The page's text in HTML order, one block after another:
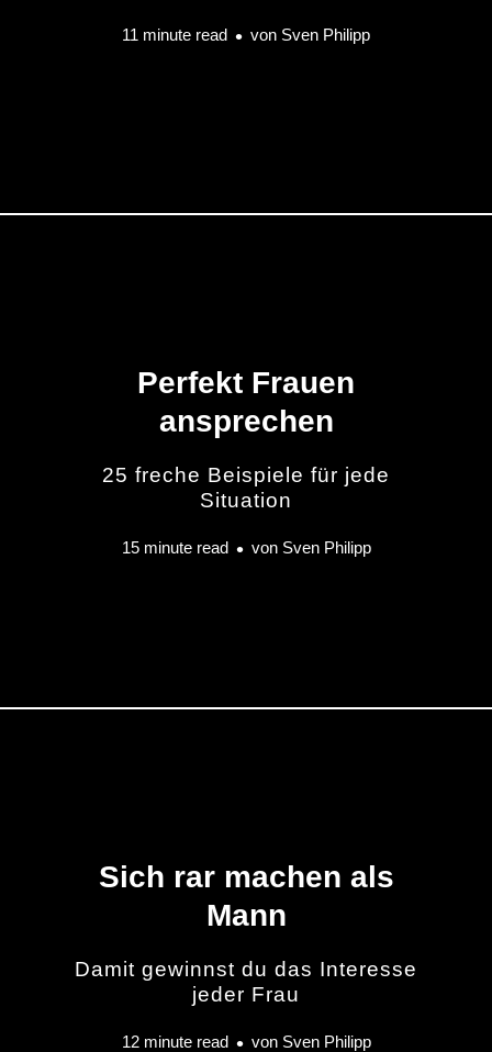
11 minute read von Sven Philipp
Perfekt Frauen
ansprechen
25 freche Beispiele für jede
Situation
15 minute read von Sven Philipp
Sich rar machen als
Mann
Damit gewinnst du das Interesse
jeder Frau
12 minute read von Sven Philipp